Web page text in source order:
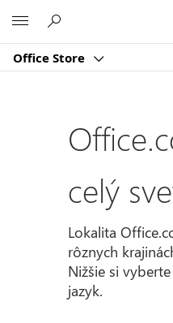
Office Store
celý
Lokalita
rôznych
Nižšie si
jazyk.